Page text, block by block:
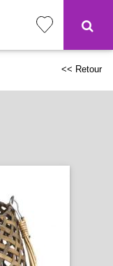
<< Retour